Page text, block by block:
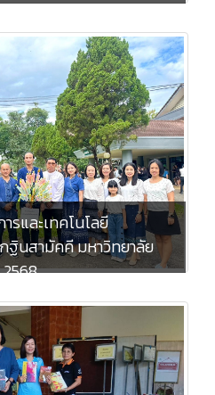
รและเทคโนโลยี
นสามัคคี มหาวิทยาลัย
2568